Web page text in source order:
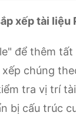
xếp tài liệu
để thêm tất
chúng
tra vị trí
bị cấu trúc